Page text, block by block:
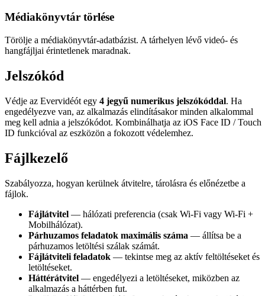
Médiakönyvtár törlése
Törölje a médiakönyvtár-adatbázist. A tárhelyen lévő videó- és
hangfájljai érintetlenek maradnak.
Jelszókód
Védje az Evervidéót egy 4 jegyű numerikus jelszókóddal. Ha
engedélyezve van, az alkalmazás elindításakor minden alkalommal
meg kell adnia a jelszókódot. Kombinálhatja az iOS Face ID / Touch
ID funkcióval az eszközön a fokozott védelemhez.
Fájlkezelő
Szabályozza, hogyan kerülnek átvitelre, tárolásra és előnézetbe a
fájlok.
Fájlátvitel — hálózati preferencia (csak Wi-Fi vagy Wi-Fi +
Mobilhálózat).
Párhuzamos feladatok maximális száma — állítsa be a
párhuzamos letöltési szálak számát.
Fájlátviteli feladatok — tekintse meg az aktív feltöltéseket és
letöltéseket.
Háttérátvitel — engedélyezi a letöltéseket, miközben az
alkalmazás a háttérben fut.